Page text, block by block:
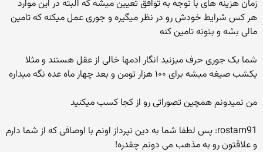
زمان هزینه های با توجه به توافق تعیین میشه که البته در این موارد
هر کس شرایط خودش رو در نظر میگیره و جوری عمل میکنه که تامین
مالی بشه و بتونه تامین کنه
شما یک جوری حرف میزنید انگار ادمها خالی از عقل هستند و مثلا
یکشب صیغه میشه برای ۱۰۰ هزار تومن و بعد چهار ماه عده نگه میداره
من نمیدونم همچین تصوراتی رو از کجا کسب میکنید
rostam91: پس لطفا شما به دین نپرداز اونم با اوصافی که از شما دارم
و علاقتون رو به مذهب می دونم چقدره!